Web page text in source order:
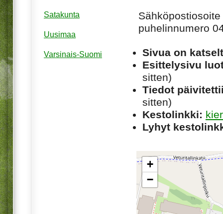
puhelinnumero
Sivua on
Esittelysivu
sitten)
Tiedot
sitten)
Kestolinkki:
Lyhyt
+
−
Satakunta
Uusimaa
Varsinais-Suomi